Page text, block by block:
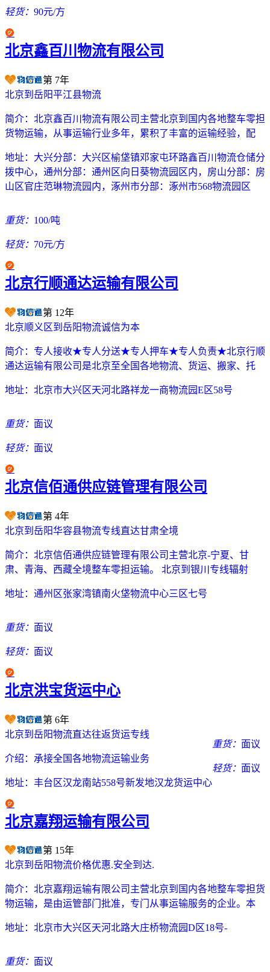
轻货： 90元/方
北京鑫百川物流有限公司
第 7年
北京到岳阳平江县物流
简介： 北京鑫百川物流有限公司主营北京到国内各地整车零担
货物运输，从事运输行业多年，累积了丰富的运输经验，配
地址： 大兴分部：大兴区榆垡镇邓家屯环路鑫百川物流仓储分
拨中心，通州分部：通州区向日葵物流园区内，房山分部：房
山区官庄范琳物流园内，涿州市分部：涿州市568物流园区
重货： 100/吨
轻货： 70元/方
北京行顺通达运输有限公司
第 12年
北京顺义区到岳阳物流诚信为本
简介： 专人接收★专人分送★专人押车★专人负责★北京行顺
通达运输有限公司是北京至全国各地物流、货运、搬家、托
地址： 北京市大兴区天河北路祥龙一商物流园E区58号
重货： 面议
轻货： 面议
北京信佰通供应链管理有限公司
第 4年
北京到岳阳华容县物流专线直达甘肃全境
简介： 北京信佰通供应链管理有限公司主营北京-宁夏、甘
肃、青海、西藏全境整车零担运输。 北京到银川专线辐射
地址： 通州区张家湾镇南火垡物流中心三区七号
重货： 面议
轻货： 面议
北京洪宝货运中心
第 6年
北京到岳阳物流直达往返货运专线
介绍： 承接全国各地物流运输业务
地址： 丰台区汉龙南站558号新发地汉龙货运中心
重货： 面议
轻货： 面议
北京嘉翔运输有限公司
第 15年
北京到岳阳物流价格优惠.安全到达.
简介： 北京嘉翔运输有限公司主营北京到国内各地整车零担货
物运输，是由运管部门批准，专门从事运输服务的企业。本
地址： 北京市大兴区天河北路大庄桥物流园D区18号-
重货： 面议